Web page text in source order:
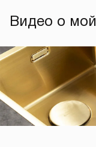
Видео о